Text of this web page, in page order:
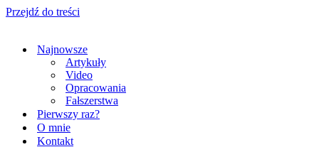
Przejdź do treści
Najnowsze
Artykuły
Video
Opracowania
Fałszerstwa
Pierwszy raz?
O mnie
Kontakt